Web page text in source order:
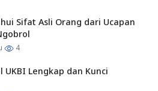
Sifat Asli Orang dari Ucapan
4
UKBI Lengkap dan Kunci